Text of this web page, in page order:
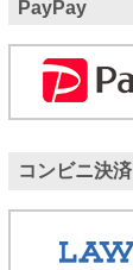
PayPay
コンビニ決済